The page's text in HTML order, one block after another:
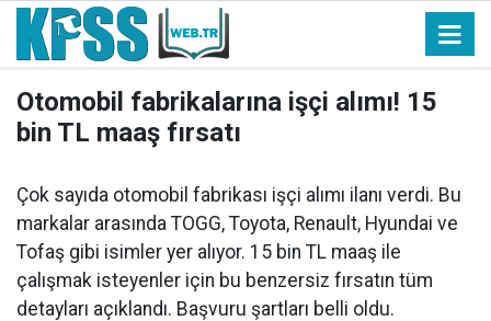
Otomobil fabrikalarına işçi alımı! 15
bin TL maaş fırsatı
Çok sayıda otomobil fabrikası işçi alımı ilanı verdi. Bu
markalar arasında TOGG, Toyota, Renault, Hyundai ve
Tofaş gibi isimler yer alıyor. 15 bin TL maaş ile
çalışmak isteyenler için bu benzersiz fırsatın tüm
detayları açıklandı. Başvuru şartları belli oldu.